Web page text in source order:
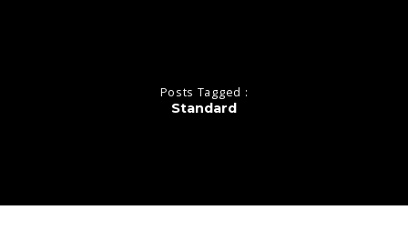
Posts Tagged :
Standard